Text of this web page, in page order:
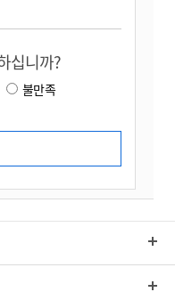
십니까?
불만족